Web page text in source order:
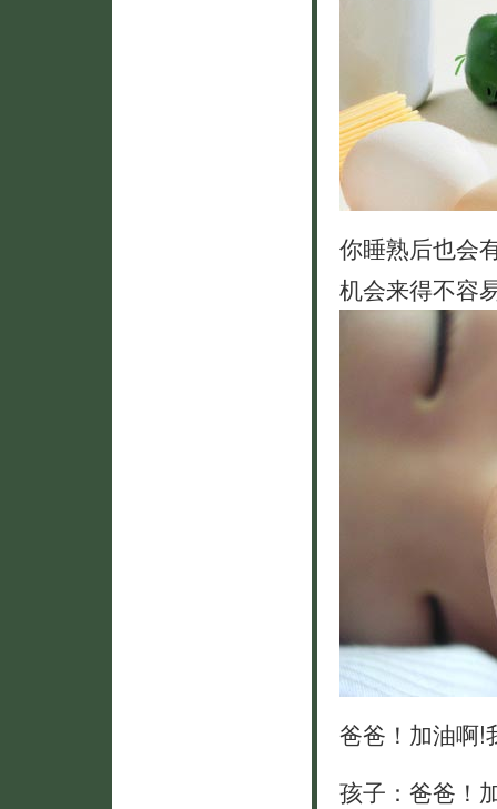
你睡熟后也会
机会来得不
爸爸！加油啊!
孩子：爸爸！